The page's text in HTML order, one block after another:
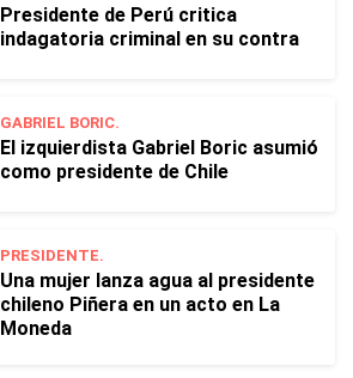
Presidente de Perú critica
indagatoria criminal en su contra
GABRIEL BORIC.
El izquierdista Gabriel Boric asumió
como presidente de Chile
PRESIDENTE.
Una mujer lanza agua al presidente
chileno Piñera en un acto en La
Moneda